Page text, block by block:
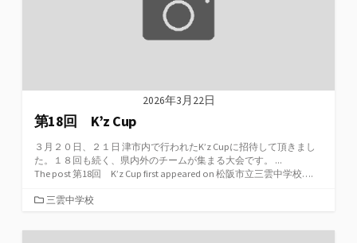
2026年3月22日
第18回 K’z Cup
３月２０日、２１日 津市内で行われたK’z Cupに招待して頂きまし
た。１８回も続く、県内外のチームが集まる大会です。 ...
The post 第18回 K’z Cup first appeared on 松阪市立三雲中学校….
カ
ゴ
三雲中学校